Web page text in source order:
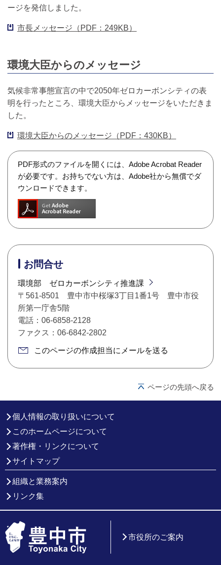
ージを発信しました。
市長メッセージ（PDF：249KB）
環境大臣からのメッセージ
気候非常事態宣言の中で2050年ゼロカーボンシティの表
明を行ったところ、環境大臣からメッセージをいただきま
した。
環境大臣からのメッセージ（PDF：430KB）
PDF形式のファイルを開くには、Adobe Acrobat Reader
が必要です。お持ちでない方は、Adobe社から無償でダ
ウンロードできます。
お問合せ
環境部 ゼロカーボンシティ推進課
〒561-8501 豊中市中桜塚3丁目1番1号 豊中市役
所第一庁舎5階
電話：06-6858-2128
ファクス：06-6842-2802
このページの作成担当にメールを送る
ページの先頭へ戻る
個人情報の取り扱いについて
このホームページについて
著作権・リンクについて
サイトマップ
組織と業務案内
リンク集
市役所のご案内